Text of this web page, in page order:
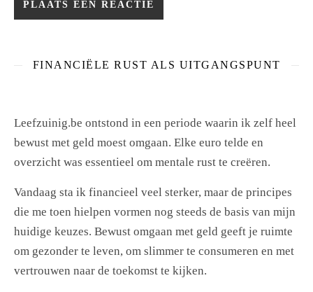
FINANCIËLE RUST ALS UITGANGSPUNT
Leefzuinig.be ontstond in een periode waarin ik zelf heel
bewust met geld moest omgaan. Elke euro telde en
overzicht was essentieel om mentale rust te creëren.
Vandaag sta ik financieel veel sterker, maar de principes
die me toen hielpen vormen nog steeds de basis van mijn
huidige keuzes. Bewust omgaan met geld geeft je ruimte
om gezonder te leven, om slimmer te consumeren en met
vertrouwen naar de toekomst te kijken.